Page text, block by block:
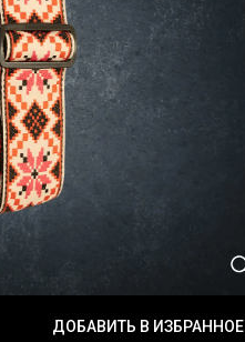
ДОБАВИТЬ В ИЗБРАННОЕ